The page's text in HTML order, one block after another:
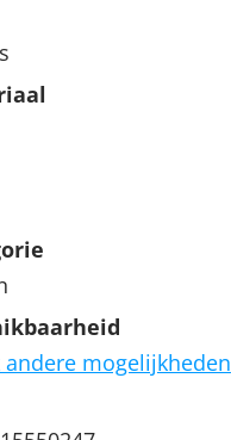
andere mogelijkheden